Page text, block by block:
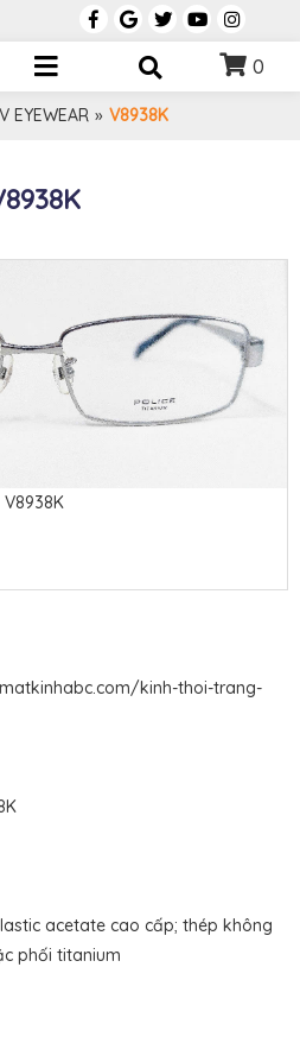
0
EYEWEAR » V8938K
V8938K
kinh-thoi-trang-
acetate cao cấp; thép không
phối titanium